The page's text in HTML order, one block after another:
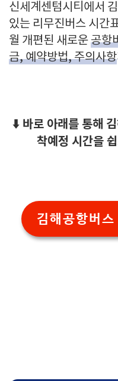
신세계센텀시티에서
있는 리무진버스 시간
월 개편된 새로운공항
금, 예약방법, 주의사항
⬇️ 바로 아래를 통해
착예정 시간을
김해공항버